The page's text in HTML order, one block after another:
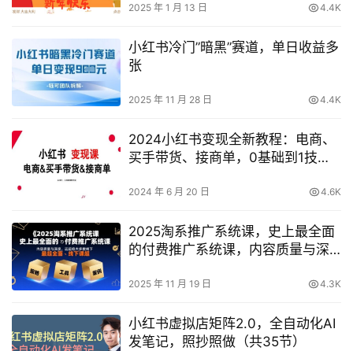
2025 年 1 月 13 日 4.4K
小红书冷门”暗黑”赛道，单日收益多
张
2025 年 11 月 28 日 4.4K
2024小红书变现全新教程：电商、
买手带货、接商单，0基础到1技
2024 年 6 月 20 日 4.6K
2025淘系推广系统课，史上最全面
的付费推广系统课，内容质量与深
2025 年 11 月 19 日 4.3K
小红书虚拟店矩阵2.0，全自动化AI
发笔记，照抄照做（共35节）